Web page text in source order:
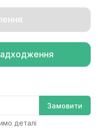
Замовити
деталі